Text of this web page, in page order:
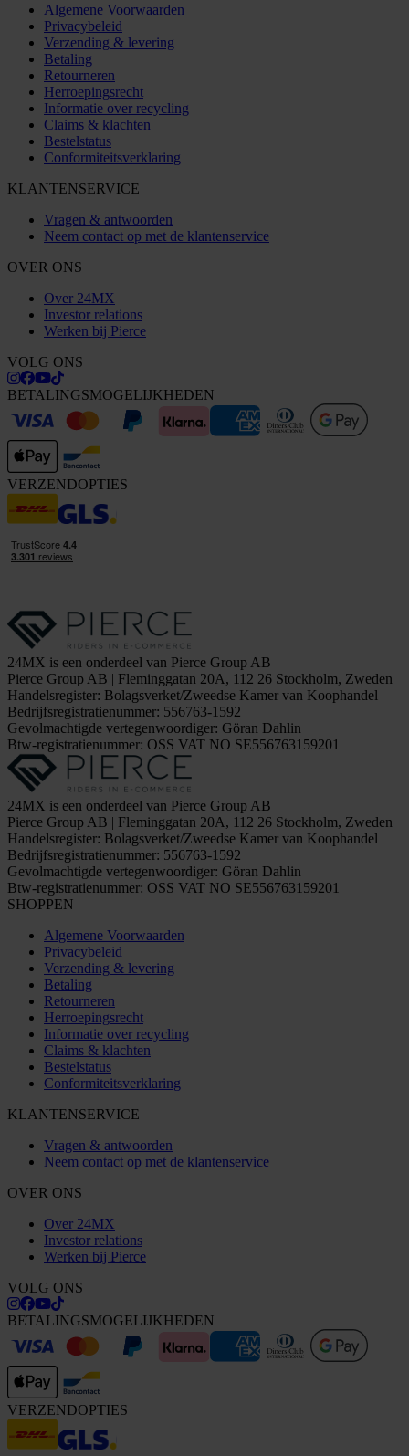
Algemene Voorwaarden
Privacybeleid
Verzending & levering
Betaling
Retourneren
Herroepingsrecht
Informatie over recycling
Claims & klachten
Bestelstatus
Conformiteitsverklaring
KLANTENSERVICE
Vragen & antwoorden
Neem contact op met de klantenservice
OVER ONS
Over 24MX
Investor relations
Werken bij Pierce
VOLG ONS
BETALINGSMOGELIJKHEDEN
VERZENDOPTIES
24MX is een onderdeel van Pierce Group AB
Pierce Group AB | Fleminggatan 20A, 112 26 Stockholm, Zweden
Handelsregister: Bolagsverket/Zweedse Kamer van Koophandel
Bedrijfsregistratienummer: 556763-1592
Gevolmachtigde vertegenwoordiger: Göran Dahlin
Btw-registratienummer: OSS VAT NO SE556763159201
24MX is een onderdeel van Pierce Group AB
Pierce Group AB | Fleminggatan 20A, 112 26 Stockholm, Zweden
Handelsregister: Bolagsverket/Zweedse Kamer van Koophandel
Bedrijfsregistratienummer: 556763-1592
Gevolmachtigde vertegenwoordiger: Göran Dahlin
Btw-registratienummer: OSS VAT NO SE556763159201
SHOPPEN
Algemene Voorwaarden
Privacybeleid
Verzending & levering
Betaling
Retourneren
Herroepingsrecht
Informatie over recycling
Claims & klachten
Bestelstatus
Conformiteitsverklaring
KLANTENSERVICE
Vragen & antwoorden
Neem contact op met de klantenservice
OVER ONS
Over 24MX
Investor relations
Werken bij Pierce
VOLG ONS
BETALINGSMOGELIJKHEDEN
VERZENDOPTIES